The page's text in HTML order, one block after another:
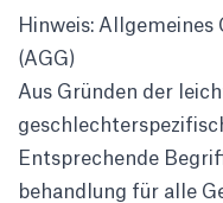
Hinweis: Allge­meines
(AGG)
Aus Gründen der
Entspre­chende
be­hand­lung für alle